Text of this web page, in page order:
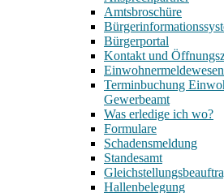
Amtsbroschüre
Bürgerportal
Kontakt und
Einwohnermeldewesen
Terminbuchung
Gewerbeamt
Was erledige ich wo?
Formulare
Schadensmeldung
Standesamt
Hallenbelegung